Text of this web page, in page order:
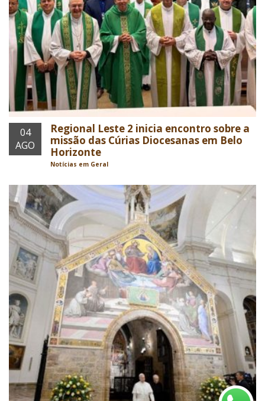
04
AGO
Regional Leste 2 inicia encontro sobre a
missão das Cúrias Diocesanas em Belo
Horizonte
Notícias em Geral